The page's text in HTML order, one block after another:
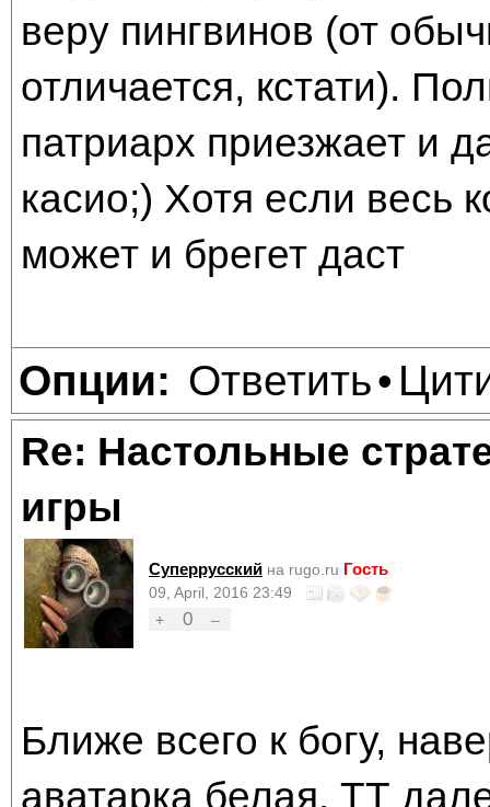
веру пингвинов (от
отличается, кстати).
патриарх приезжает и
касио;) Хотя если весь
может и брегет даст
Опции: Ответить•
Re: Настольные
игры
Суперрусский на rugo.ru Гость
09, April, 2016 23:49
+
0 –
Ближе всего к богу,
аватарка белая. ТТ